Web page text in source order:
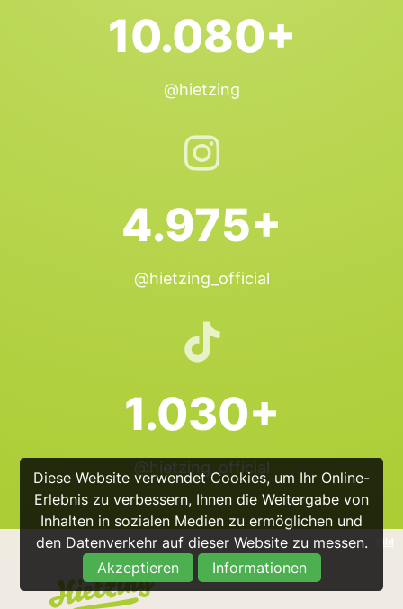
Diese Website verwendet Cookies, um Ihr Online-
Erlebnis zu verbessern, Ihnen die Weitergabe von
Inhalten in sozialen Medien zu ermöglichen und
den Datenverkehr auf dieser Website zu messen.
Akzeptieren
Informationen
10.080+
@hietzing
4.975+
@hietzing_official
1.030+
@hietzing_official
Bild